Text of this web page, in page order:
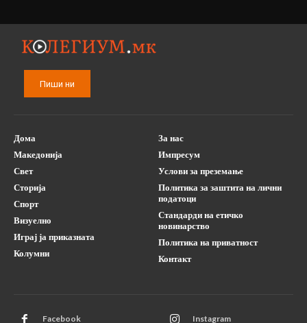
Пиши ни
Дома
Македонија
Свет
Сторија
Спорт
Визуелно
Играј ја приказната
Колумни
За нас
Импресум
Услови за преземање
Политика за заштита на лични
податоци
Стандарди на етичко
новинарство
Политика на приватност
Контакт
Facebook Instagram